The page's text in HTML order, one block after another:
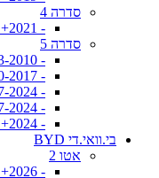
סדרה 4
- 2021+ (M4 G82)
סדרה 5
- 2003-2010 (E60)
- 2010-2017 (F10)
- 2017-2024 (G30)
- 2017-2024 (M5 F90)
- 2024+ (G60)
בי.וואי.די BYD
אטו 2
- 2026+ (DMI)